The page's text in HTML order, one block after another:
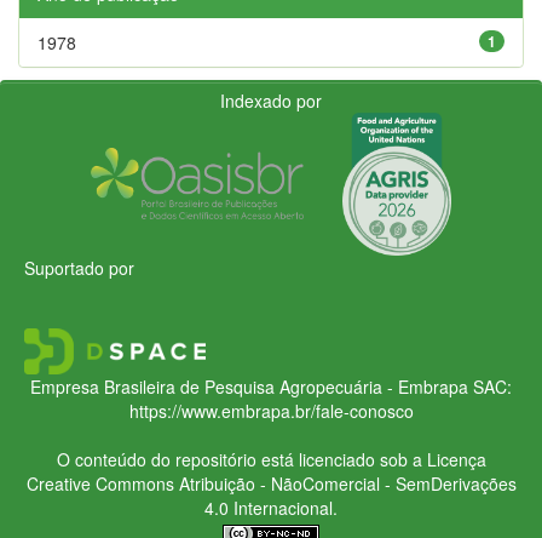
1
1978
Indexado por
Suportado por
Empresa Brasileira de Pesquisa Agropecuária - Embrapa SAC:
https://www.embrapa.br/fale-conosco
O conteúdo do repositório está licenciado sob a Licença
Creative CommonsAtribuição - NãoComercial - SemDerivações
4.0 Internacional.